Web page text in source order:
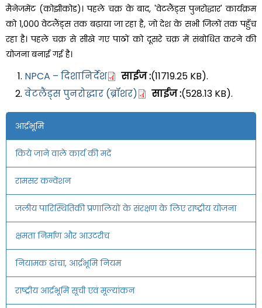
आर्द्रभूमि
किये जाने वाले कार्य की मदें
रामसर कन्वेंशन
जलीय पारिस्थितिकी प्रणालियों के संरक्षण के लिए राष्ट्रीय योजना
क्षमता निर्माण और आउटरीच
नियामक ढांचा, आर्द्रभूमि नियम
राष्ट्रीय आर्द्रभूमि सूची एवं मूल्यांकन
मैनेजमेंट (कोझीकोड)।पहले चक्र के बाद, 'वेटलैंड्स पुनरोद्धार' कार्यक्रम
को 1,000 वेटलैंड्स तक बढ़ाया जा रहा है, जो देश के सभी जिलों तक पहुँच
रहा है। पहले चक्र से सीखे गए पाठों को दूसरे चक्र में संबोधित करने की
योजना बनाई गई है।
NPCA – दिशानिर्देश साईज :(11719.25 KB).
वेटलैंड्स पुनरोद्धार (ब्रॉशर)
साईज :(528.13 KB).